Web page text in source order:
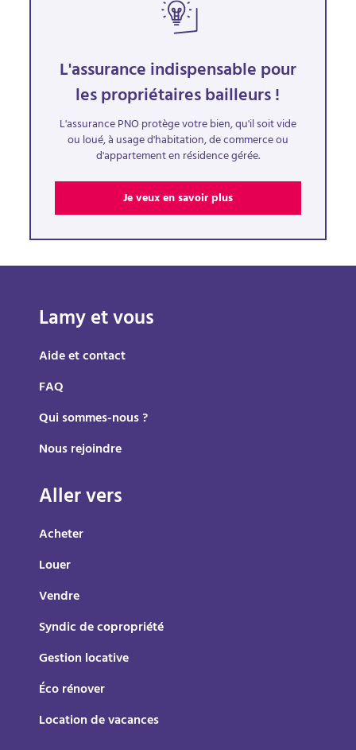
L'assurance indispensable pour
les propriétaires bailleurs !
L'assurance PNO protège votre bien, qu'il soit vide
ou loué, à usage d'habitation, de commerce ou
d'appartement en résidence gérée.
Je veux en savoir plus
Lamy et vous
Aide et contact
FAQ
Qui sommes-nous ?
Nous rejoindre
Aller vers
Acheter
Louer
Vendre
Syndic de copropriété
Gestion locative
Éco rénover
Location de vacances